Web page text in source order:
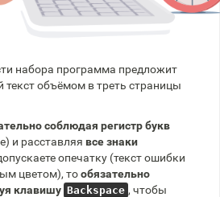
набора программа предложит
текст объёмом в треть страницы
соблюдая регистр букв
и расставляя все знаки
опечатку (текст ошибки
цветом), тообязательно
клавишу Backspace , чтобы